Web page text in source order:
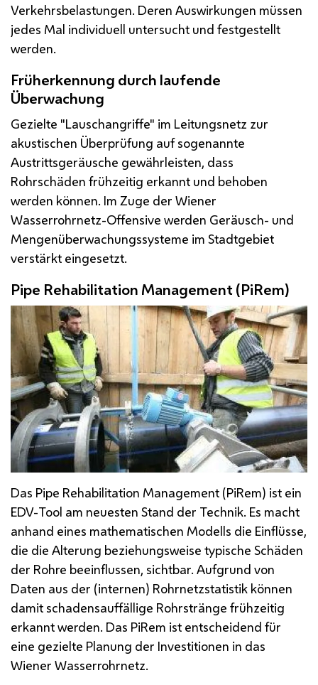
Verkehrsbelastungen. Deren Auswirkungen müssen
jedes Mal individuell untersucht und festgestellt
werden.
Früherkennung durch laufende
Überwachung
Gezielte "Lauschangriffe" im Leitungsnetz zur
akustischen Überprüfung auf sogenannte
Austrittsgeräusche gewährleisten, dass
Rohrschäden frühzeitig erkannt und behoben
werden können. Im Zuge der Wiener
Wasserrohrnetz-Offensive werden Geräusch- und
Mengenüberwachungssysteme im Stadtgebiet
verstärkt eingesetzt.
Pipe Rehabilitation Management(PiRem)
Das Pipe Rehabilitation Management (PiRem) ist ein
EDV-Tool am neuesten Stand der Technik. Es macht
anhand eines mathematischen Modells die Einflüsse,
die die Alterung beziehungsweise typische Schäden
der Rohre beeinflussen, sichtbar. Aufgrund von
Daten aus der (internen) Rohrnetzstatistik können
damit schadensauffällige Rohrstränge frühzeitig
erkannt werden. Das PiRem ist entscheidend für
eine gezielte Planung der Investitionen in das
Wiener Wasserrohrnetz.